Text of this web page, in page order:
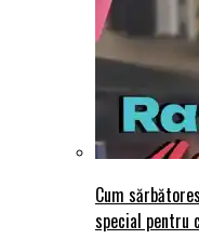
Cum
special pentru